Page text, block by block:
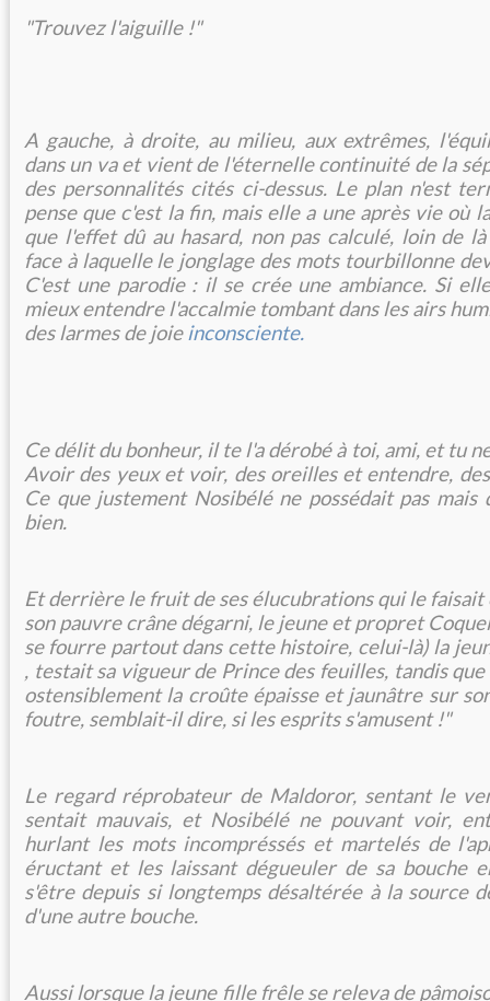
"Trouvez l'aiguille !"
A gauche, à droite, au milieu, aux extrêmes,
dans un va et vient de l'éternelle continuité de la
des personnalités cités ci-dessus. Le plan n'est
pense que c'est la fin, mais elle a une après vie où
que l'effet dû au hasard, non pas calculé, loin de
face à laquelle le jonglage des mots tourbillonne
C'est une parodie : il se crée une ambiance. Si
mieux entendre l'accalmie tombant dans les airs
des larmes de joie inconsciente.
Ce délit du bonheur, il te l'a dérobé à toi, ami, et tu
Avoir des yeux et voir, des oreilles et entendre,
Ce que justement Nosibélé ne possédait pas
bien.
Et derrière le fruit de ses élucubrations qui le faisait
son pauvre crâne dégarni, le jeune et propret
se fourre partout dans cette histoire, celui-là) la
, testait sa vigueur de Prince des feuilles, tandis
ostensiblement la croûte épaisse et jaunâtre sur
foutre, semblait-il dire, si les esprits s'amusent !"
Le regard réprobateur de Maldoror, sentant le
sentait mau­vais, et Nosibélé ne pouvant voir,
hurlant les mots incompréssés et martelés de
éructant et les laissant dégueuler de sa bouche
s'être depuis si longtemps désaltérée à la source
d'une autre bouche.
Aussi lorsque la jeune fille frêle se releva de